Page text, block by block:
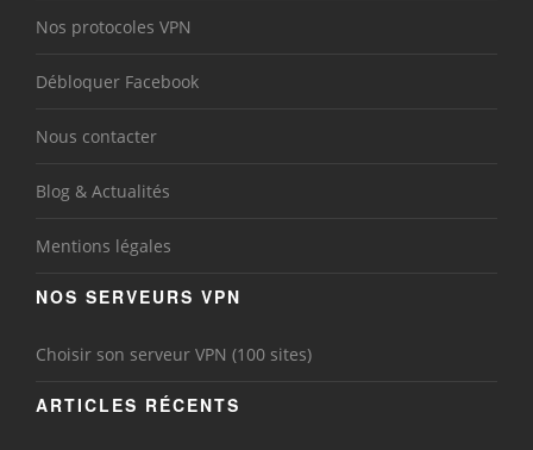
Nos protocoles VPN
Débloquer Facebook
Nous contacter
Blog & Actualités
Mentions légales
NOS SERVEURS VPN
Choisir son serveur VPN (100 sites)
ARTICLES RÉCENTS